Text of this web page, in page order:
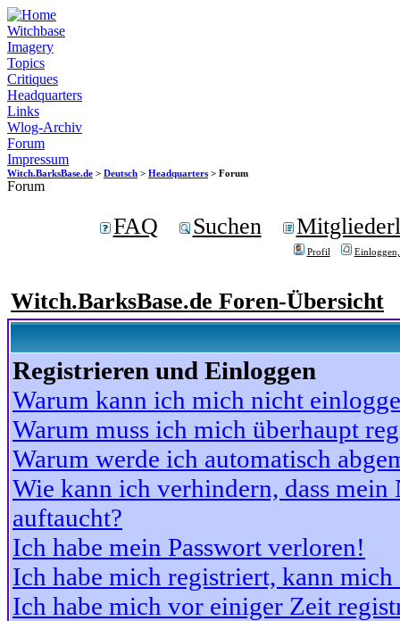
Witchbase
Imagery
Topics
Critiques
Headquarters
Links
Wlog-Archiv
Forum
Impressum
Witch.BarksBase.de > Deutsch > Headquarters > Forum
Forum
FAQ Suchen
Profil
Witch.BarksBase.de Foren-Übersicht
Registrieren und Einloggen
Warum kann ich mich nicht
Warum muss ich mich überhaupt
Warum werde ich automatisch
Wie kann ich verhindern, dass
auftaucht?
Ich habe mein Passwort verloren!
Ich habe mich registriert, kann
Ich habe mich vor einiger Zeit